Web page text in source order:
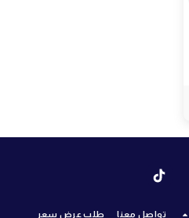
تواصل معنا طلب عرض سعر